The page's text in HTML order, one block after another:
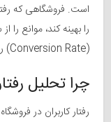
است. فروشگاهی که
را بهینه کند، موانع را
(Conversion Rate) را بهبود ببخشد.
چرا تحلیل
رفتار کاربران در